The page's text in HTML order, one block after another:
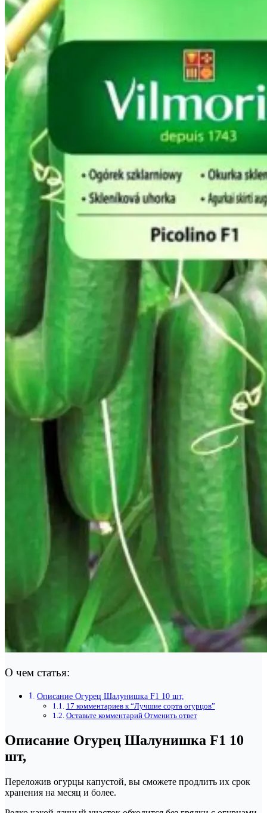
О чем статья:
Описание Огурец Шалунишка F1 10 шт,
17 комментариев к “Лучшие сорта огурцов”
Оставьте комментарий Отменить ответ
Описание Огурец Шалунишка F1 10
шт,
Переложив огурцы капустой, вы сможете продлить их срок
хранения на месяц и более.